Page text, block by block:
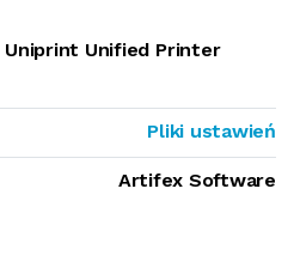
Unified Printer
Pliki ustawień
Artifex Software